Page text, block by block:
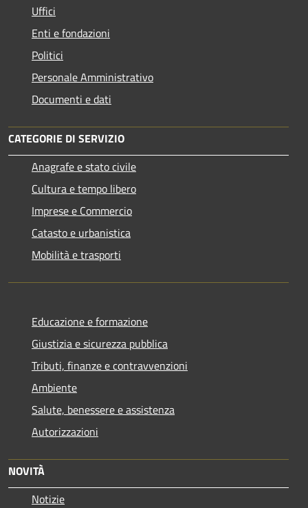
Uffici
Enti e fondazioni
Politici
Personale Amministrativo
Documenti e dati
CATEGORIE DI SERVIZIO
Anagrafe e stato civile
Cultura e tempo libero
Imprese e Commercio
Catasto e urbanistica
Mobilità e trasporti
Educazione e formazione
Giustizia e sicurezza pubblica
Tributi, finanze e contravvenzioni
Ambiente
Salute, benessere e assistenza
Autorizzazioni
NOVITÀ
Notizie